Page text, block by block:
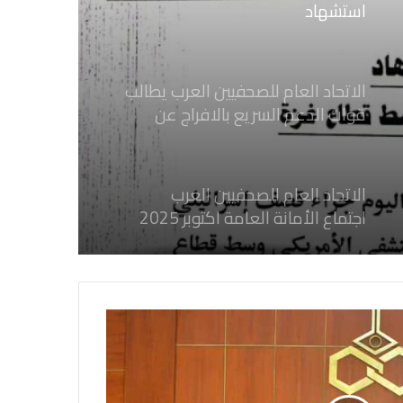
استشهاد
ثلاثة صحفيين فلسطينيين باستهداف
الاتحاد العام للصحفيين العرب يطالب
قوات الدعم السريع بالافراج عن
الصحفيين السودانيين المعتقلين لديها
الاتحاد العام للصحفيين العرب
اجتماع الأمانة العامة اكتوبر 2025
بكل قوة جرائم الاحتلال الصهيوني فى
غزة والتي نتج عنها اغتيال خمسة
صحفيين فلسطينيين